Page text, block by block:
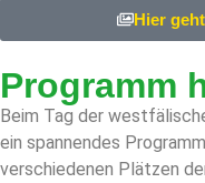
Hier
Programm
Beim Tag der
ein spannendes
verschiedenen Plätzen